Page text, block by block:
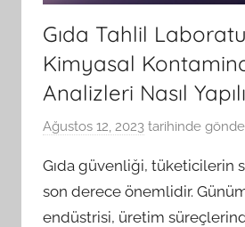
Gıda Tahlil
Kimyasal
Analizleri Nasıl
Ağustos 12, 2023 tarihinde
Gıda güvenliği, tüketicilerin
son derece önemlidir.
endüstrisi, üretim